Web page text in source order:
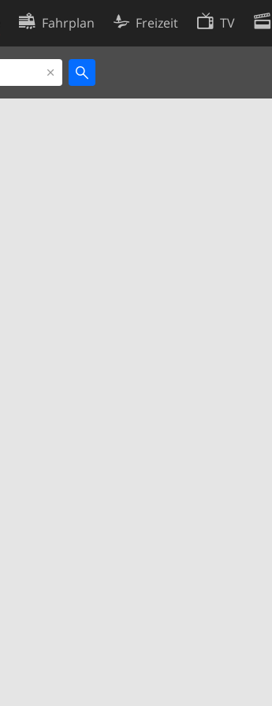
Fahrplan Freizeit TV
Cookie-Richtlinie
Cookie-Einstellungen